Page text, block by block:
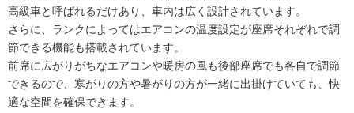
高級車と呼ばれるだけあり、車内は広く設計されています。
さらに、ランクによってはエアコンの温度設定が座席それぞれで調
節できる機能も搭載されています。
前席に広がりがちなエアコンや暖房の風も後部座席でも各自で調節
できるので、寒がりの方や暑がりの方が一緒に出掛けていても、快
適な空間を確保できます。